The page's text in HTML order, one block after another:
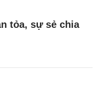
tỏa, sự sẻ chia